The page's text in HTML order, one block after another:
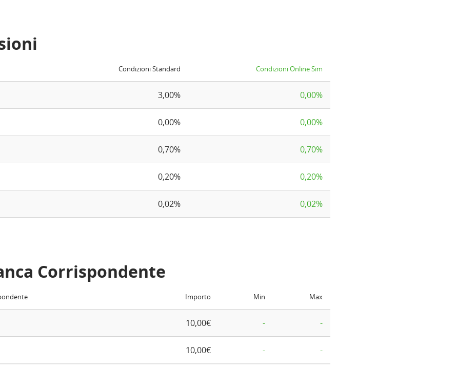
Condizioni Standard Condizioni Online Sim
3,00% 0,00%
0,00% 0,00%
0,70% 0,70%
0,20% 0,20%
0,02% 0,02%
Corrispondente
Importo Min Max
10,00€ - -
10,00€ - -